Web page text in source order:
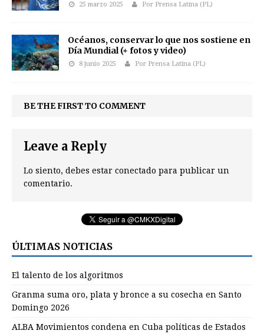
25 marzo 2025 Por Prensa Latina (PL)
Océanos, conservar lo que nos sostiene en
Día Mundial (+ fotos y video)
8 junio 2025 Por Prensa Latina (PL)
BE THE FIRST TO COMMENT
Leave a Reply
Lo siento, debes estar conectado para publicar un
comentario.
ÚLTIMAS NOTICIAS
El talento de los algoritmos
Granma suma oro, plata y bronce a su cosecha en Santo
Domingo 2026
ALBA Movimientos condena en Cuba políticas de Estados